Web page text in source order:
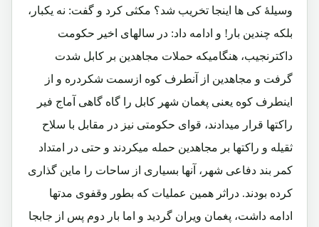
وسیلۀ کی ها اینجا تخریب شد؟ مکثی کرد و گفت: نه یکبار،
بلکه چندین بار! و ادامه داد: در سالهای اخیر حکومت
داکترنجیب، هنگامیکه حملات مجاهدین بر کابل شدت
گرفت و مجاهدین از آنطرف کوه ازسمت شکردره و از
اینطرف کوه یعنی پغمان شهر کابل را گاه گاهی آماج فیر
راکتها قرار میدادند، قوای حکومتی نیز در مقابل با سلاح
ثقیله و راکتها بر مجاهدین حمله میکردند و حتی در امتداد
کمر بند دفاعی شهر، آنها بسیاری از ساحات را ماین گذاری
کرده بودند. دراثر همین عملیات که بطور وقفوی مدتها
ادامه داشت، پغمان ویران گردید و اما بار دوم پس از جابجا